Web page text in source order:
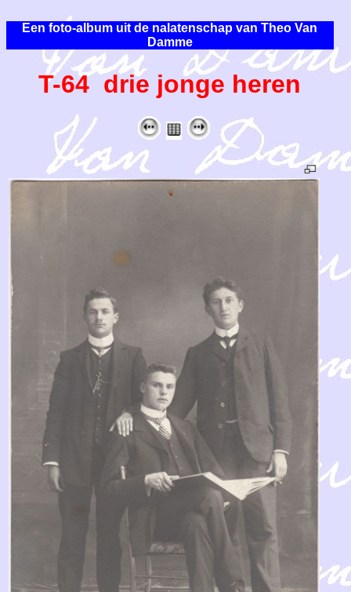
Een foto-album uit de nalatenschap van Theo Van
Damme
T-64 drie jonge heren